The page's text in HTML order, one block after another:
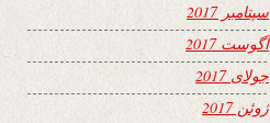
سپتامبر 2017
آگوست 2017
جولای 2017
ژوئن 2017